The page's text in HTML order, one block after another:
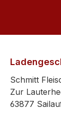
Schmitt
Zur
63877